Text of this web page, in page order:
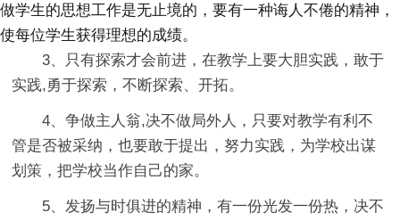
做学生的思想工作是无止境的，要有一种诲人不倦的精神，
使每位学生获得理想的成绩。
3、只有探索才会前进，在教学上要大胆实践，敢于
实践,勇于探索，不断探索、开拓。
4、争做主人翁,决不做局外人，只要对教学有利不
管是否被采纳，也要敢于提出，努力实践，为学校出谋
划策，把学校当作自己的家。
5、发扬与时俱进的精神，有一份光发一份热，决不